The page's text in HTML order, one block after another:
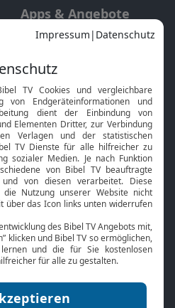
Apps & Angebote
Mobile App
Smart TV
HbbTV
Bibelthek Online-Bibel
Nächster Gottesdienst
Service
Kontakt
TV-Empfang